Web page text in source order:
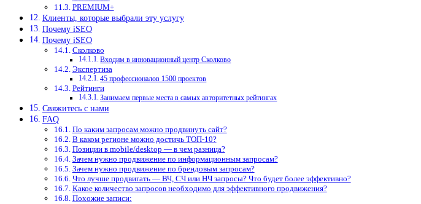
PREMIUM+
Клиенты, которые выбрали эту услугу
Почему iSEO
Почему iSEO
Сколково
Входим в инновационный центр Сколково
Экспертиза
45 профессионалов 1500 проектов
Рейтинги
Занимаем первые места в самых авторитетных рейтингах
Свяжитесь с нами
FAQ
По каким запросам можно продвинуть сайт?
В каком регионе можно достичь ТОП-10?
Позиции в mobile/desktop — в чем разница?
Зачем нужно продвижение по информационным запросам?
Зачем нужно продвижение по брендовым запросам?
Что лучше продвигать — ВЧ, СЧ или НЧ запросы? Что будет более эффективно?
Какое количество запросов необходимо для эффективного продвижения?
Похожие записи: